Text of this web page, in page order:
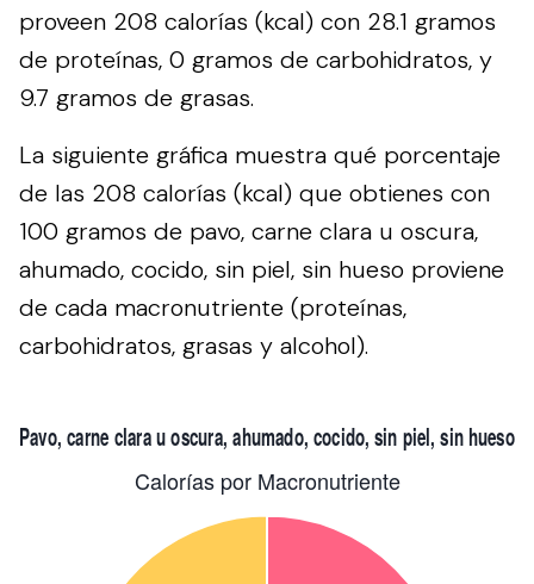
proveen 208 calorías (kcal) con 28.1 gramos
de proteínas, 0 gramos de carbohidratos, y
9.7 gramos de grasas.
La siguiente gráfica muestra qué porcentaje
de las 208 calorías (kcal) que obtienes con
100 gramos de pavo, carne clara u oscura,
ahumado, cocido, sin piel, sin hueso proviene
de cada macronutriente (proteínas,
carbohidratos, grasas y alcohol).